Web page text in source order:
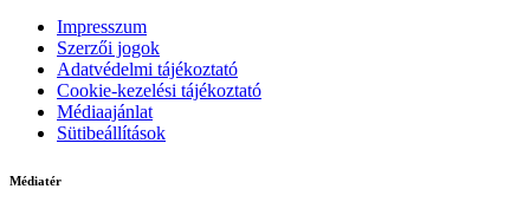
Impresszum
Szerzői jogok
Adatvédelmi tájékoztató
Cookie-kezelési tájékoztató
Médiaajánlat
Sütibeállítások
Médiatér